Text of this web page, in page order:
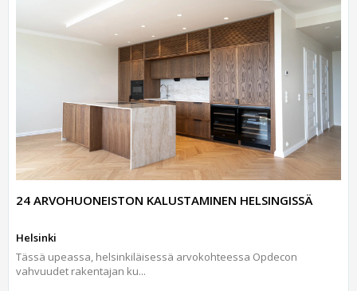
24 ARVOHUONEISTON KALUSTAMINEN HELSINGISSÄ
Helsinki
Tässä upeassa, helsinkiläisessä arvokohteessa Opdecon
vahvuudet rakentajan ku...